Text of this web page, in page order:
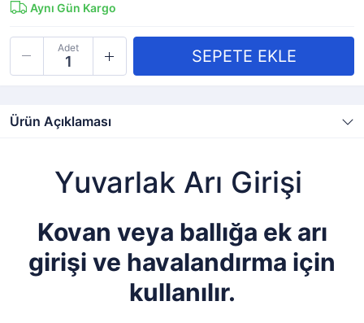
Aynı Gün Kargo
Adet
Ürün Açıklaması
Yuvarlak Arı Girişi
Kovan veya ballığa ek arı
girişi ve havalandırma için
kullanılır.